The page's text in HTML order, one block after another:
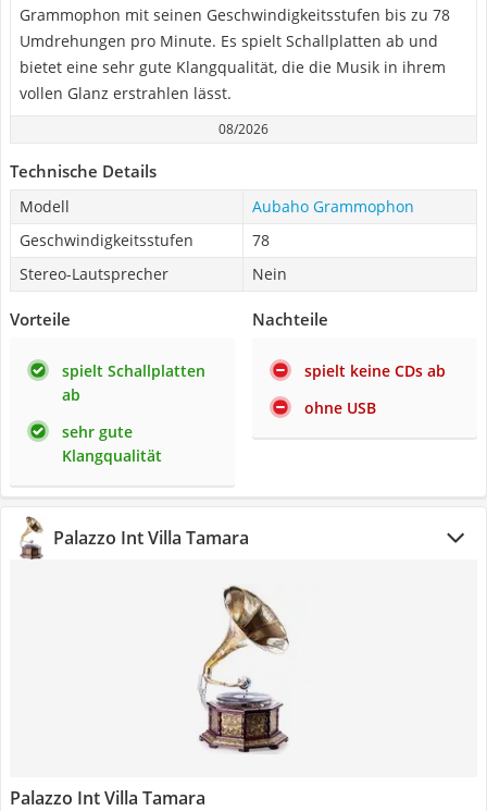
Grammophon mit seinen Geschwindigkeitsstufen bis zu 78
Umdrehungen pro Minute. Es spielt Schallplatten ab und
bietet eine sehr gute Klangqualität, die die Musik in ihrem
vollen Glanz erstrahlen lässt.
08/2026
Technische Details
Modell
Aubaho Grammophon
Geschwindigkeitsstufen
78
Stereo-Lautsprecher
Nein
Vorteile
spielt Schallplatten
ab
sehr gute
Klangqualität
Nachteile
spielt keine CDs ab
ohne USB
Palazzo Int Villa Tamara
Palazzo Int Villa Tamara